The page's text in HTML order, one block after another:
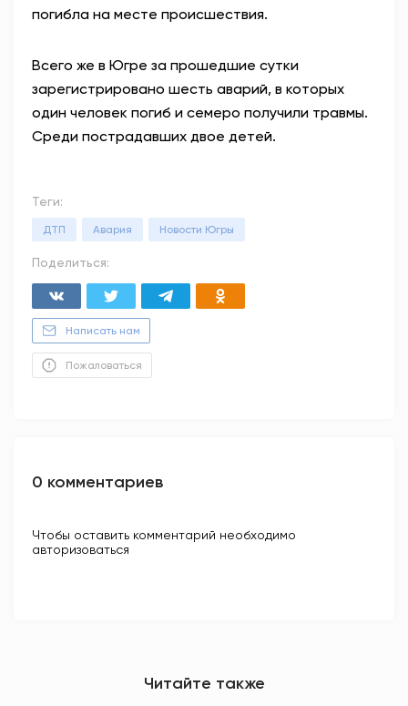
погибла на месте происшествия.
Всего же в Югре за прошедшие сутки
зарегистрировано шесть аварий, в которых
один человек погиб и семеро получили травмы.
Среди пострадавших двое детей.
Теги:
ДТП Авария Новости Югры
Поделиться:
Написать нам
Пожаловаться
0 комментариев
Чтобы оставить комментарий необходимо
авторизоваться
Читайте также